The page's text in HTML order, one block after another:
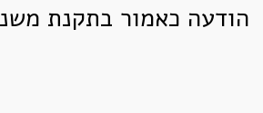
הודעה כאמור בתקנת